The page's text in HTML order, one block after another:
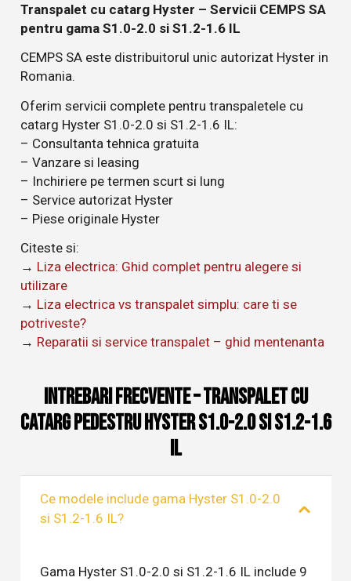
Transpalet cu catarg Hyster – Servicii CEMPS SA
pentru gama S1.0-2.0 si S1.2-1.6 IL
CEMPS SA este distribuitorul unic autorizat Hyster in
Romania.
Oferim servicii complete pentru transpaletele cu
catarg Hyster S1.0-2.0 si S1.2-1.6 IL:
– Consultanta tehnica gratuita
– Vanzare si leasing
– Inchiriere pe termen scurt si lung
– Service autorizat Hyster
– Piese originale Hyster
Citeste si:
→ Liza electrica: Ghid complet pentru alegere si
utilizare
→ Liza electrica vs transpalet simplu: care ti se
potriveste?
→ Reparatii si service transpalet – ghid mentenanta
Intrebari frecvente – Transpalet cu
Catarg Pedestru Hyster S1.0-2.0 si S1.2-1.6
IL
Ce modele include gama Hyster S1.0-2.0
si S1.2-1.6 IL?
Gama Hyster S1.0-2.0 si S1.2-1.6 IL include 9